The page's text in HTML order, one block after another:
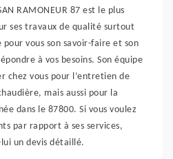
RAMONEUR 87 est le plus
ses travaux de qualité surtout
vous son savoir-faire et son
à vos besoins. Son équipe
chez vous pour l’entretien de
mais aussi pour la
dans le 87800. Si vous voulez
par rapport à ses services,
un devis détaillé.